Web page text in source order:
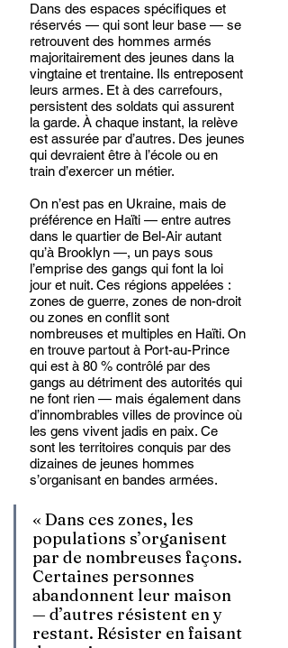
Dans des espaces spécifiques et
réservés — qui sont leur base — se
retrouvent des hommes armés
majoritairement des jeunes dans la
vingtaine et trentaine. Ils entreposent
leurs armes. Et à des carrefours,
persistent des soldats qui assurent
la garde. À chaque instant, la relève
est assurée par d’autres. Des jeunes
qui devraient être à l’école ou en
train d’exercer un métier.
On n’est pas en Ukraine, mais de
préférence en Haïti — entre autres
dans le quartier de Bel-Air autant
qu’à Brooklyn —, un pays sous
l’emprise des gangs qui font la loi
jour et nuit. Ces régions appelées :
zones de guerre, zones de non-droit
ou zones en conflit sont
nombreuses et multiples en Haïti. On
en trouve partout à Port-au-Prince
qui est à 80 % contrôlé par des
gangs au détriment des autorités qui
ne font rien — mais également dans
d’innombrables villes de province où
les gens vivent jadis en paix. Ce
sont les territoires conquis par des
dizaines de jeunes hommes
s’organisant en bandes armées.
« Dans ces zones, les
populations s’organisent
par de nombreuses façons.
Certaines personnes
abandonnent leur maison
— d’autres résistent en y
restant. Résister en faisant